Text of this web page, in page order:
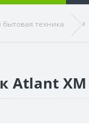
бытовая техника
Atlant ХМ